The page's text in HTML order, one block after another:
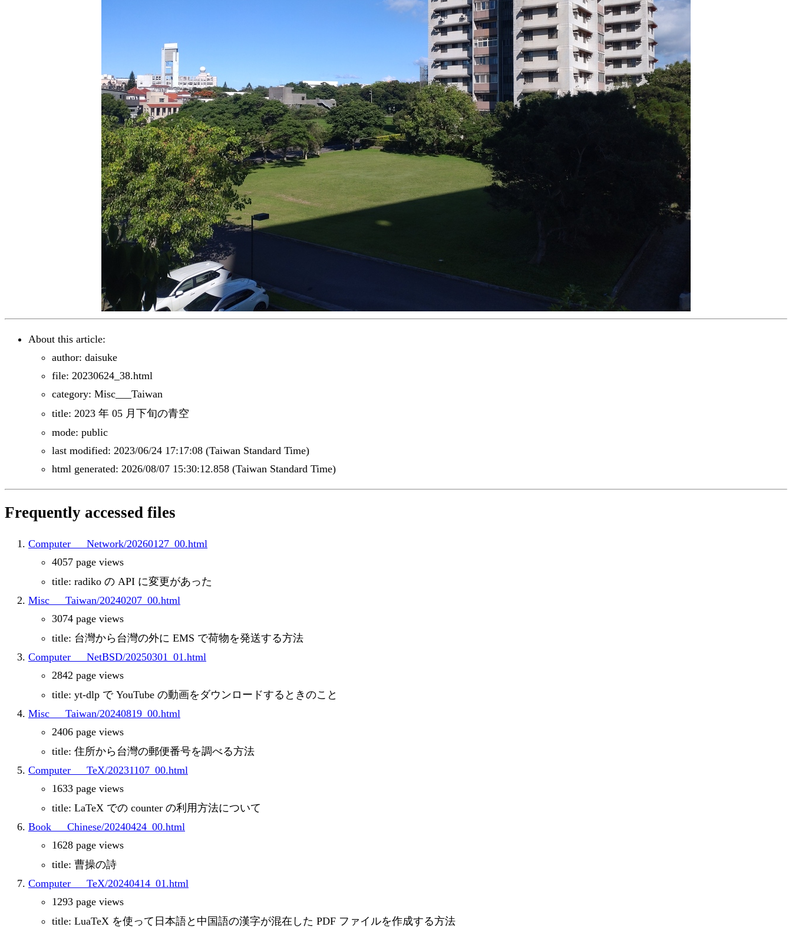
About this article:
author: daisuke
file: 20230624_38.html
category: Misc___Taiwan
title: 2023 年 05 月下旬の青空
mode: public
last modified: 2023/06/24 17:17:08 (Taiwan Standard Time)
html generated: 2026/08/07 15:30:12.858 (Taiwan Standard Time)
Frequently accessed files
Computer___Network/20260127_00.html
4057 page views
title: radiko の API に変更があった
Misc___Taiwan/20240207_00.html
3074 page views
title: 台灣から台灣の外に EMS で荷物を発送する方法
Computer___NetBSD/20250301_01.html
2842 page views
title: yt-dlp で YouTube の動画をダウンロードするときのこと
Misc___Taiwan/20240819_00.html
2406 page views
title: 住所から台灣の郵便番号を調べる方法
Computer___TeX/20231107_00.html
1633 page views
title: LaTeX での counter の利用方法について
Book___Chinese/20240424_00.html
1628 page views
title: 曹操の詩
Computer___TeX/20240414_01.html
1293 page views
title: LuaTeX を使って日本語と中国語の漢字が混在した PDF ファイルを作成する方法